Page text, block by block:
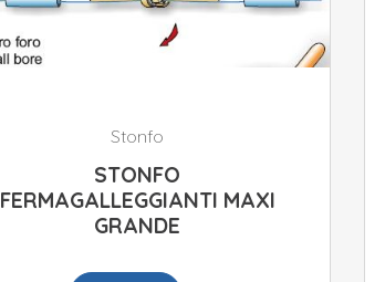
Stonfo
STONFO
FERMAGALLEGGIANTI MAXI
GRANDE